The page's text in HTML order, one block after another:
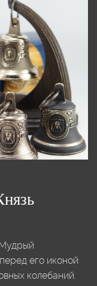
его иконой
колебаний.